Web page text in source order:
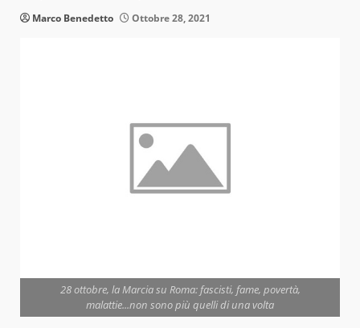
Marco Benedetto Ottobre 28, 2021
28 ottobre, la Marcia su Roma: fascisti, fame, povertà,
malattie...non sono più quelli di una volta